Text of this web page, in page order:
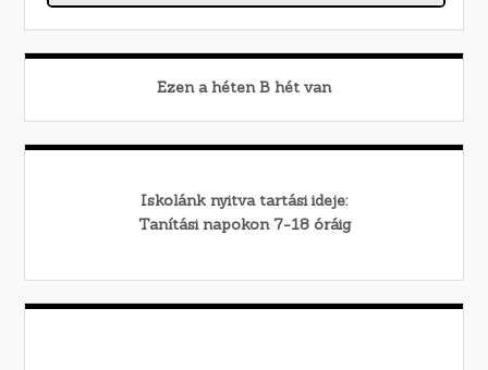
Ezen a héten B hét van
Iskolánk nyitva tartási ideje:
Tanítási napokon 7-18 óráig